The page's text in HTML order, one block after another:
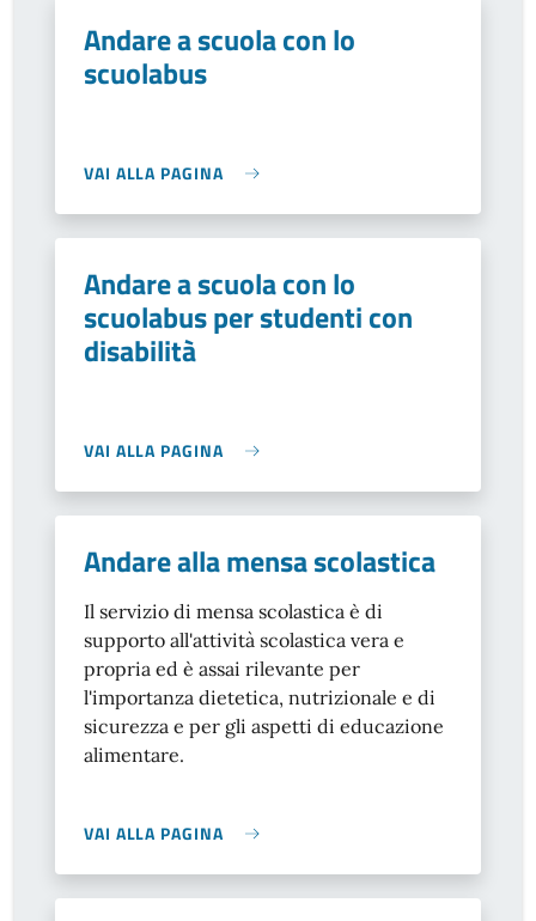
Andare a scuola con lo
scuolabus
VAI ALLA PAGINA
Andare a scuola con lo
scuolabus per studenti con
disabilità
VAI ALLA PAGINA
Andare alla mensa scolastica
Il servizio di mensa scolastica è di
supporto all'attività scolastica vera e
propria ed è assai rilevante per
l'importanza dietetica, nutrizionale e di
sicurezza e per gli aspetti di educazione
alimentare.
VAI ALLA PAGINA